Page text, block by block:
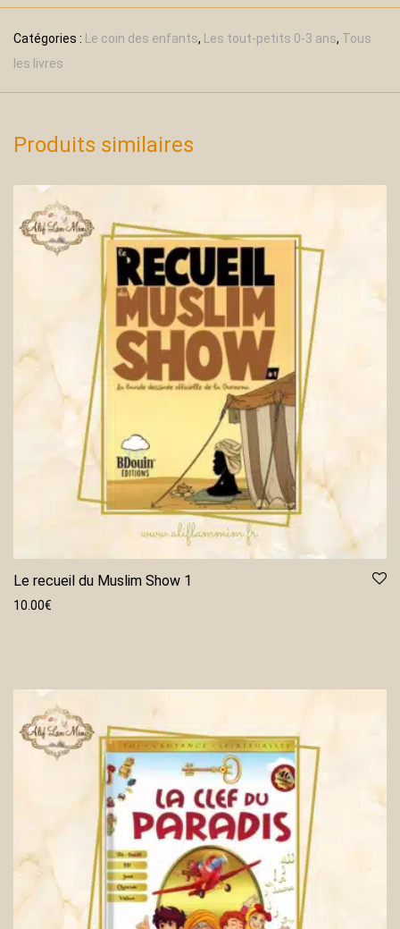
Catégories : Le coin des enfants, Les tout-petits 0-3 ans, Tous
les livres
Produits similaires
Le recueil du Muslim Show 1
10.00€